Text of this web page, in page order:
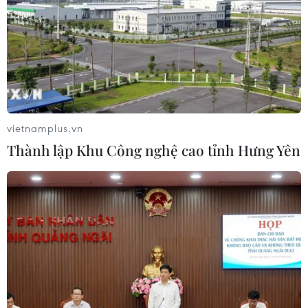
03/08/2026 05:01
Nhận định Campuchia vs
Timor Leste: Trận chiến vì 3 điểm
danh dự cho "Các chiến binh
03/08/2026 03:30
ASEAN Cup 2026: Đội tuyển Việt
Nam sẵn sàng cho đại chiến ở "chảo
lửa" Pakansari
03/08/2026 03:13
Lịch thi đấu ASEAN Cup 2026 ngày
3/8: Việt Nam quyết đấu Indonesia
vietnamplus.vn
Thành lập Khu Công nghệ cao tỉnh Hưng Yên